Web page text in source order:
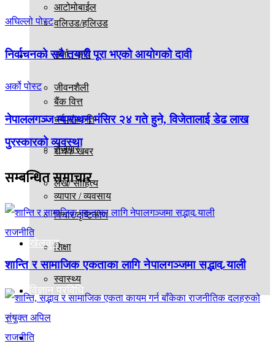
वलिउड/हलिउड
अन्य
जीवनशैली
धर्म-संस्कृति
रोचक खबर
लेख/ साहित्य
विचार/दृष्टिकोण
शिक्षा
स्वास्थ्य
आटोमोबाईल
उर्जा / कृषि
बैंक वित्त
रोजगार
व्यापार / व्यवसाय
खेलकुद
विज्ञान प्रविधि
मनोरञ्जन
अघिल्लो पोस्ट
निर्वाचनको सबै तयारी पूरा भएको आयोगको दावी
अर्को पोस्ट
नेपाललगञ्ज म्याराथन मंसिर २४ गते हुने, विजेतालाई डेढ लाख
पुरस्कारको व्यवस्था
सम्बन्धितसमाचार
राजनीति
शान्ति र सामाजिक एकताका लागि नेपालगञ्जमा सद्भाव र्‍याली
राजनीति